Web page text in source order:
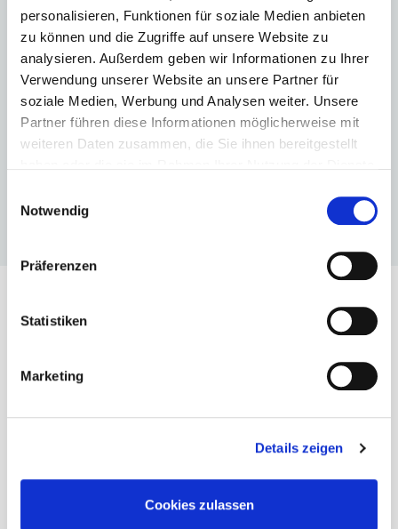
personalisieren, Funktionen für soziale Medien anbieten
zu können und die Zugriffe auf unsere Website zu
analysieren. Außerdem geben wir Informationen zu Ihrer
Verwendung unserer Website an unsere Partner für
soziale Medien, Werbung und Analysen weiter. Unsere
Partner führen diese Informationen möglicherweise mit
weiteren Daten zusammen, die Sie ihnen bereitgestellt
Notwendig
Präferenzen
Statistiken
Marketing
Details zeigen
Cookies zulassen
Small Group Heliskiing
Selkirk Tangiers Revelstoke
Pro Personab € 9.118,-
ZUM ANGEBOT
Im Grundsatz geht es um Skifahren. Nur dass man nicht wie
Heliskiing zählt zu den exklusivsten Formen des Skifahrens.